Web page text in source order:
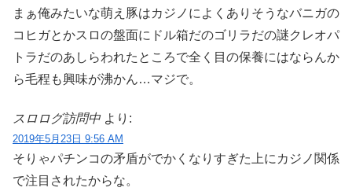
まぁ俺みたいな萌え豚はカジノによくありそうなバニガの
コヒガとかスロの盤面にドル箱だのゴリラだの謎クレオパ
トラだのあしらわれたところで全く目の保養にはならんか
ら毛程も興味が沸かん…マジで。
スロログ訪問中 より:
2019年5月23日 9:56 AM
そりゃパチンコの矛盾がでかくなりすぎた上にカジノ関係
で注目されたからな。